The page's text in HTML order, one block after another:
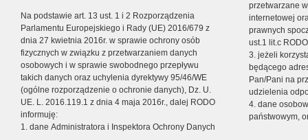
Na podstawie art. 13 ust. 1 i 2 Rozporządzenia
Parlamentu Europejskiego i Rady (UE) 2016/679 z
dnia 27 kwietnia 2016r. w sprawie ochrony osób
fizycznych w związku z przetwarzaniem danych
osobowych i w sprawie swobodnego przepływu
takich danych oraz uchylenia dyrektywy 95/46/WE
(ogólne rozporządzenie o ochronie danych), Dz. U.
UE. L. 2016.119.1 z dnia 4 maja 2016r., dalej RODO
informuję:
1. dane Administratora i Inspektora Ochrony Danych
przetwarzane
internetowej
prawnych
ust.1 lit.c
3. jeżeli
będącego
Pan/Pani na
udzielenia
4. dane
państwowym,